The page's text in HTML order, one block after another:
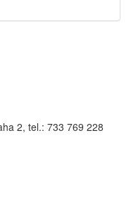
2, tel.: 733 769 228